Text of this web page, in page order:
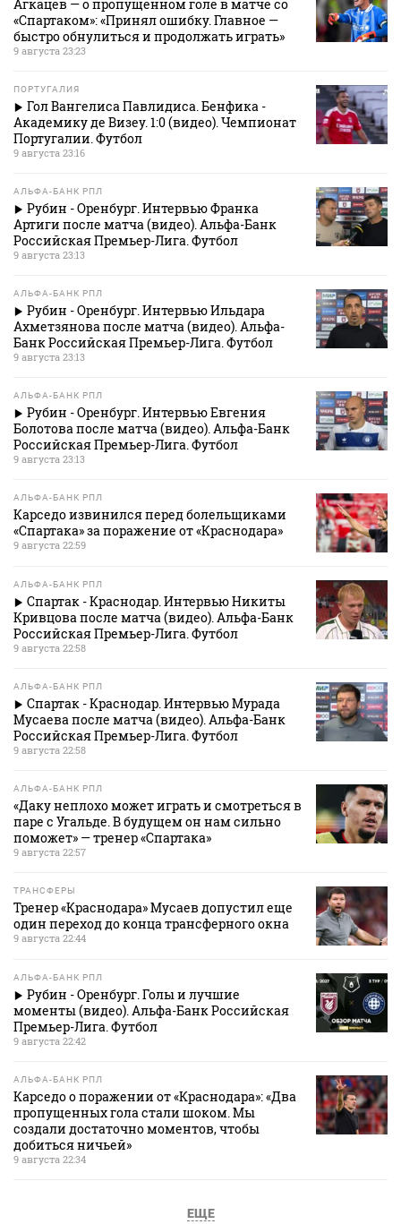
Агкацев — о пропущенном голе в матче со
«Спартаком»: «Принял ошибку. Главное —
быстро обнулиться и продолжать играть»
9 августа 23:23
ПОРТУГАЛИЯ
Гол Вангелиса Павлидиса. Бенфика -
Академику де Визеу. 1:0 (видео). Чемпионат
Португалии. Футбол
9 августа 23:16
АЛЬФА-БАНК РПЛ
Рубин - Оренбург. Интервью Франка
Артиги после матча (видео). Альфа-Банк
Российская Премьер-Лига. Футбол
9 августа 23:13
АЛЬФА-БАНК РПЛ
Рубин - Оренбург. Интервью Ильдара
Ахметзянова после матча (видео). Альфа-
Банк Российская Премьер-Лига. Футбол
9 августа 23:13
АЛЬФА-БАНК РПЛ
Рубин - Оренбург. Интервью Евгения
Болотова после матча (видео). Альфа-Банк
Российская Премьер-Лига. Футбол
9 августа 23:13
АЛЬФА-БАНК РПЛ
Карседо извинился перед болельщиками
«Спартака» за поражение от «Краснодара»
9 августа 22:59
АЛЬФА-БАНК РПЛ
Спартак - Краснодар. Интервью Никиты
Кривцова после матча (видео). Альфа-Банк
Российская Премьер-Лига. Футбол
9 августа 22:58
АЛЬФА-БАНК РПЛ
Спартак - Краснодар. Интервью Мурада
Мусаева после матча (видео). Альфа-Банк
Российская Премьер-Лига. Футбол
9 августа 22:58
АЛЬФА-БАНК РПЛ
«Даку неплохо может играть и смотреться в
паре с Угальде. В будущем он нам сильно
поможет» — тренер «Спартака»
9 августа 22:57
ТРАНСФЕРЫ
Тренер «Краснодара» Мусаев допустил еще
один переход до конца трансферного окна
9 августа 22:44
АЛЬФА-БАНК РПЛ
Рубин - Оренбург. Голы и лучшие
моменты (видео). Альфа-Банк Российская
Премьер-Лига. Футбол
9 августа 22:42
АЛЬФА-БАНК РПЛ
Карседо о поражении от «Краснодара»: «Два
пропущенных гола стали шоком. Мы
создали достаточно моментов, чтобы
добиться ничьей»
9 августа 22:34
ЕЩЕ